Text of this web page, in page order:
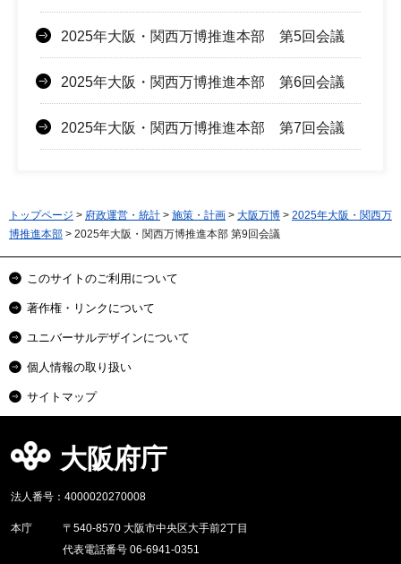
2025年大阪・関西万博推進本部 第5回会議
2025年大阪・関西万博推進本部 第6回会議
2025年大阪・関西万博推進本部 第7回会議
トップページ > 府政運営・統計 > 施策・計画 > 大阪万博 > 2025年大阪・関西万
博推進本部 > 2025年大阪・関西万博推進本部 第9回会議
このサイトのご利用について
著作権・リンクについて
ユニバーサルデザインについて
個人情報の取り扱い
サイトマップ
大阪府庁
法人番号：4000020270008
本庁
〒540-8570 大阪市中央区大手前2丁目
代表電話番号 06-6941-0351